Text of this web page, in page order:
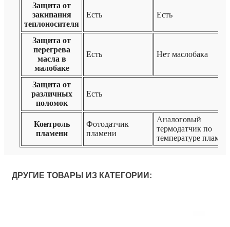
Защита от
закипания
теплоносителя
Есть Есть
Защита от
перегрева
масла в
малобаке
Есть Нет маслобака
Защита от
различных
поломок
Есть
Контроль
пламени
Фотодатчик
пламени
Аналоговый
термодатчик по
температуре
ДРУГИЕ ТОВАРЫ ИЗ КАТЕГОРИИ: